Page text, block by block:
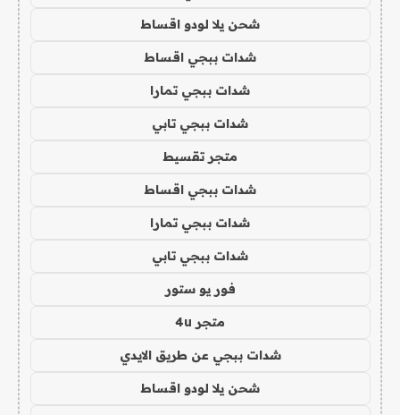
شحن يلا لودو اقساط
شدات ببجي اقساط
شدات ببجي تمارا
شدات ببجي تابي
متجر تقسيط
شدات ببجي اقساط
شدات ببجي تمارا
شدات ببجي تابي
فور يو ستور
متجر 4u
شدات ببجي عن طريق الايدي
شحن يلا لودو اقساط